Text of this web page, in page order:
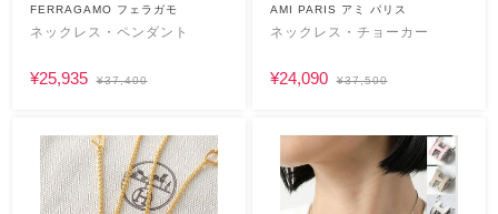
FERRAGAMO フェラガモ
ネックレス・ペンダント
¥25,935 ¥37,400
AMI PARIS アミ パリス
ネックレス・チョーカー
¥24,090 ¥37,500